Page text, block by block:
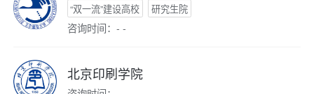
“双一流”建设高校 研究生院
咨询时间：- -
北京印刷学院